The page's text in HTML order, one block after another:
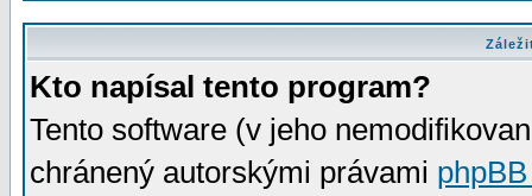
Kto napísal tento program?
Tento software (v jeho
chránený autorskými právami